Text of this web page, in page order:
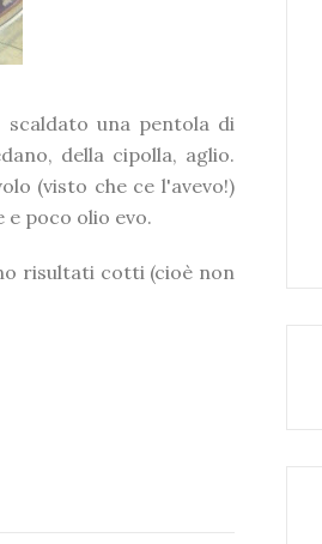
una pentola di
della cipolla, aglio.
(visto che ce l'avevo!)
poco olio evo.
risultati cotti (cioè non